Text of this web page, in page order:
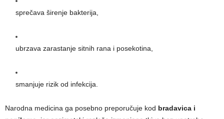
sprečava širenje bakterija,
ubrzava zarastanje sitnih rana i posekotina,
smanjuje rizik od infekcija.
Narodna medicina ga posebno preporučuje kod bradavica i